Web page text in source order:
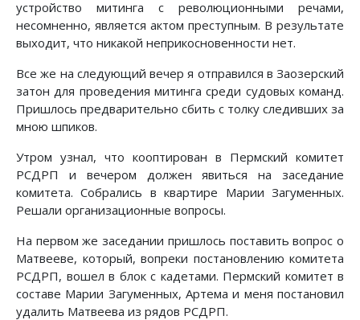
устройство митинга с революционными речами,
несомненно, является актом преступным. В результате
выходит, что никакой неприкосновенности нет.
Все же на следующий вечер я отправился в Заозерский
затон для проведения митинга среди судовых команд.
Пришлось предварительно сбить с толку следивших за
мною шпиков.
Утром узнал, что кооптирован в Пермский комитет
РСДРП и вечером должен явиться на заседание
комитета. Собрались в квартире Марии Загуменных.
Решали организационные вопросы.
На первом же заседании пришлось поставить вопрос о
Матвееве, который, вопреки постановлению комитета
РСДРП, вошел в блок с кадетами. Пермский комитет в
составе Марии Загуменных, Артема и меня постановил
удалить Матвеева из рядов РСДРП.